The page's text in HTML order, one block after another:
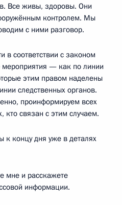
Все живы, здоровы. Они
контролем. Мы
с ними разговор.
соответствии с законом
— как по линии
этим правом наделены
следственных органов.
проинформируем всех
кто связан с этим случаем.
концу дня уже в деталях
мне и расскажете
информации.